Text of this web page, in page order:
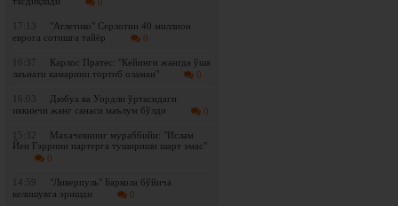
17:13
"Атлетико" Серлотни 40 миллион
еврога сотишга тайёр
0
16:37
Карлос Пратес: "Кейинги жангда ўша
лаънати камарини тортиб оламан"
0
16:03
Дюбуа ва Уордли ўртасидаги
иккинчи жанг санаси маълум бўлди
0
15:32
Махачевнинг мураббийи: "Ислам
Йен Гэррини партерга тушириши шарт эмас"
0
14:59
"Ливерпуль" Баркола бўйича
келишувга эришди
0